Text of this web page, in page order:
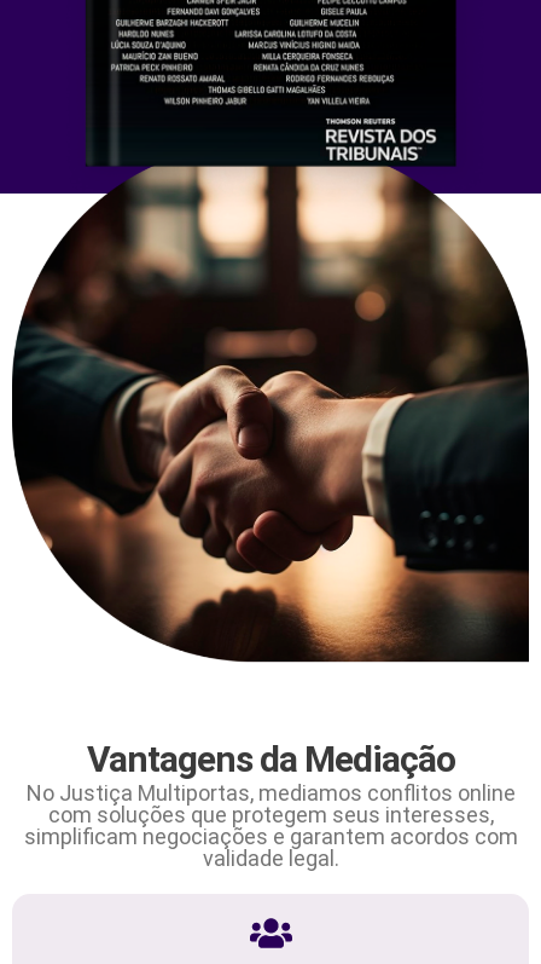
Vantagens da Mediação
No Justiça Multiportas, mediamos conflitos online
com soluções que protegem seus interesses,
simplificam negociações e garantem acordos com
validade legal.